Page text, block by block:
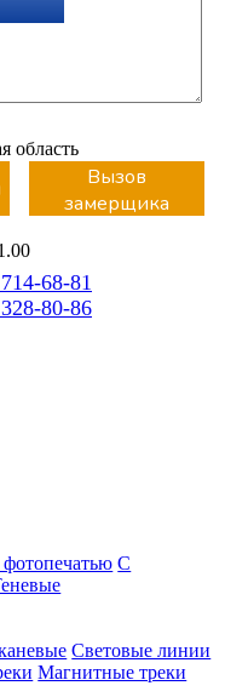
область
Вызов
замерщика
68-81
80-86
С
Световые линии
Магнитные треки